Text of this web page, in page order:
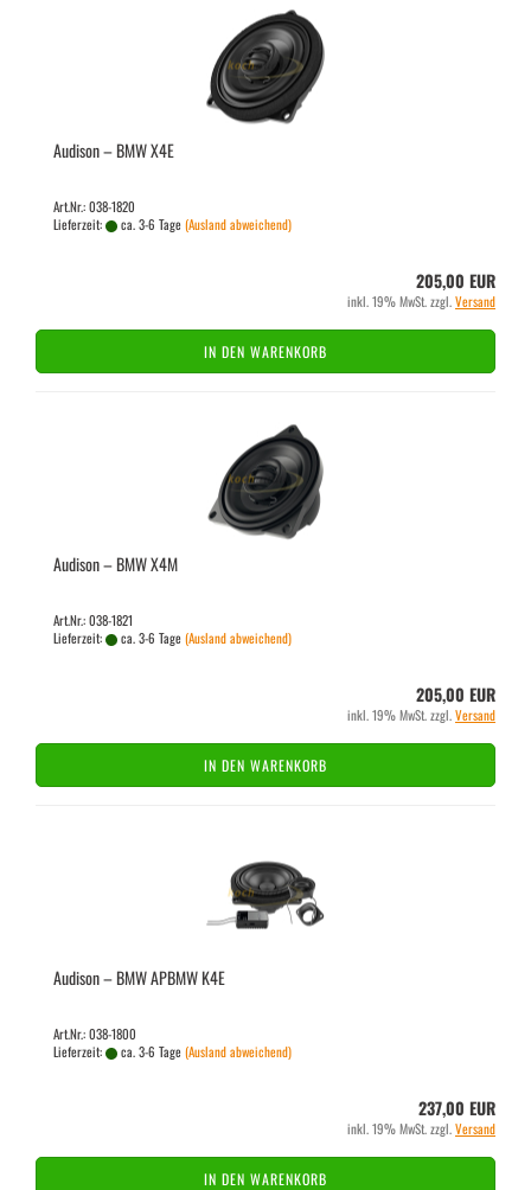
Audi­son – BMW X4E
Art.Nr.: 038-1820
Lieferzeit:
ca. 3-6 Tage(Ausland abweichend)
205,00 EUR
inkl. 19% MwSt. zzgl.Versand
IN DEN WARENKORB
Audi­son – BMW X4M
Art.Nr.: 038-1821
Lieferzeit:
ca. 3-6 Tage(Ausland abweichend)
205,00 EUR
inkl. 19% MwSt. zzgl.Versand
IN DEN WARENKORB
Audi­son – BMW APBMW K4E
Art.Nr.: 038-1800
Lieferzeit:
ca. 3-6 Tage(Ausland abweichend)
237,00 EUR
inkl. 19% MwSt. zzgl.Versand
IN DEN WARENKORB